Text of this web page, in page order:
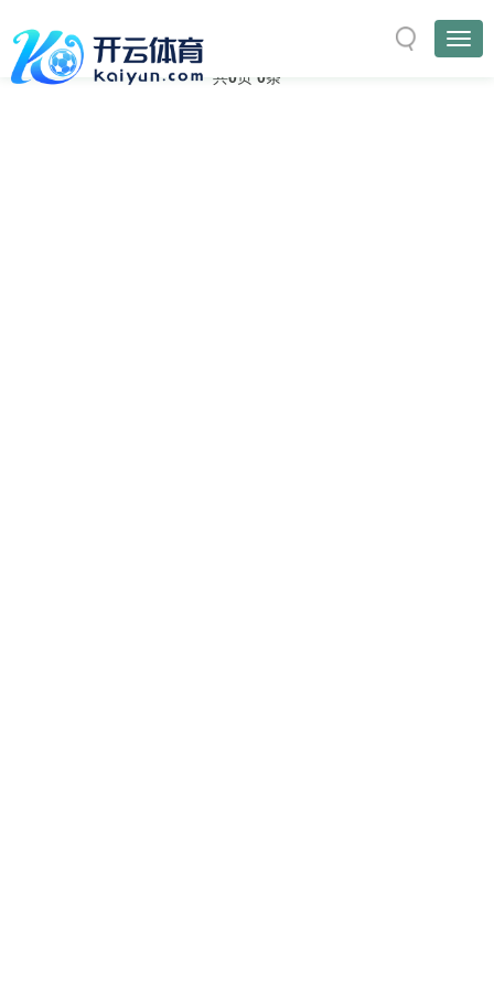
首页
TAG标签
共0页 0条